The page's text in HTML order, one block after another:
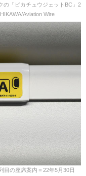
の「ピカチュウジェットBC」2
Aviation Wire
目の座席案内＝22年5月30日